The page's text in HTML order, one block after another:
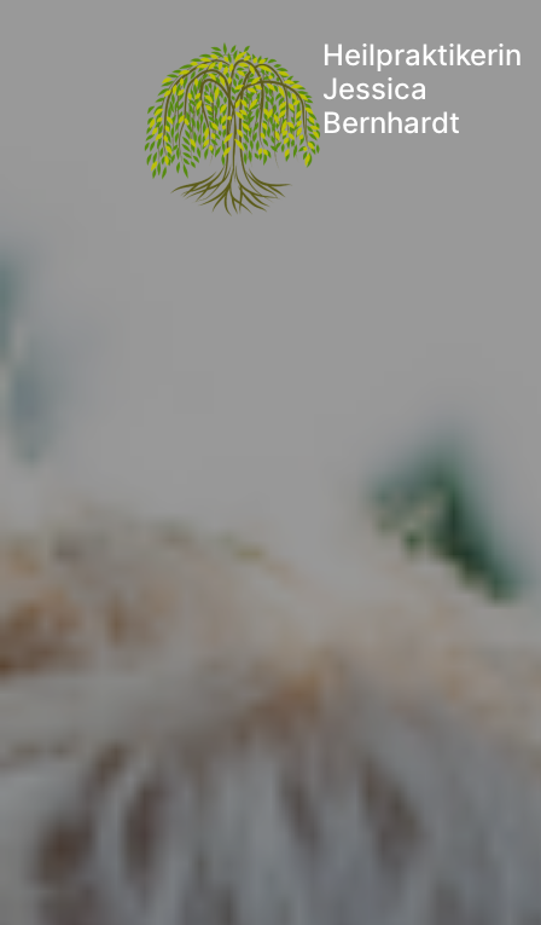
Heilpraktikerin
Jessica
Bernhardt